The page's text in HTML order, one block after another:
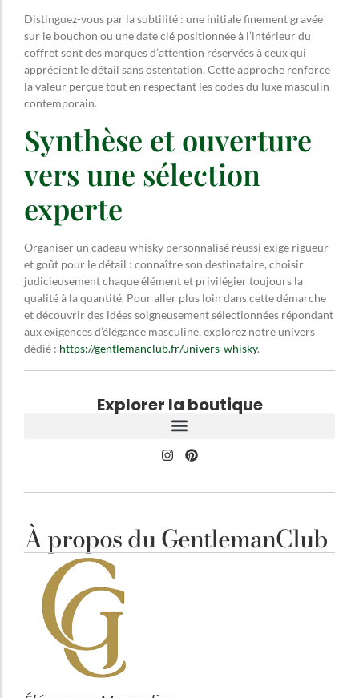
Distinguez-vous par la subtilité : une initiale finement gravée
sur le bouchon ou une date clé positionnée à l’intérieur du
coffret sont des marques d’attention réservées à ceux qui
apprécient le détail sans ostentation. Cette approche renforce
la valeur perçue tout en respectant les codes du luxe masculin
contemporain.
Synthèse et ouverture
vers une sélection
experte
Organiser un cadeau whisky personnalisé réussi exige rigueur
et goût pour le détail : connaître son destinataire, choisir
judicieusement chaque élément et privilégier toujours la
qualité à la quantité. Pour aller plus loin dans cette démarche
et découvrir des idées soigneusement sélectionnées répondant
aux exigences d’élégance masculine, explorez notre univers
dédié : https://gentlemanclub.fr/univers-whisky.
Explorer la boutique
À propos du GentlemanClub